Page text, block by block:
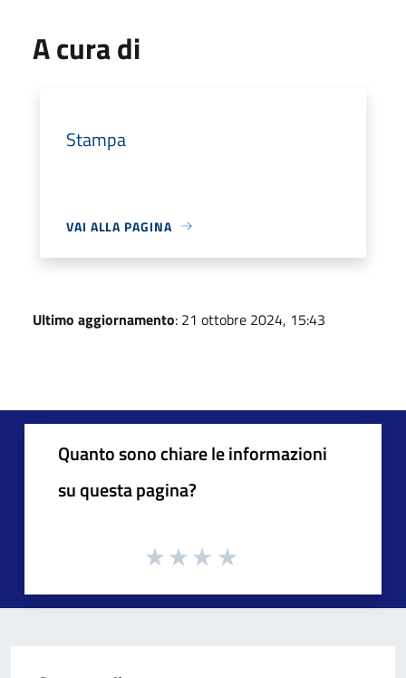
A cura di
Stampa
VAI ALLA PAGINA
Ultimo aggiornamento: 21 ottobre 2024, 15:43
Quanto sono chiare le informazioni
su questa pagina?